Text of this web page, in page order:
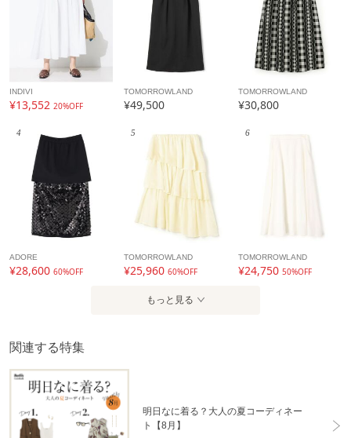
INDIVI
¥13,552 20%OFF
TOMORROWLAND
¥49,500
TOMORROWLAND
¥30,800
4
ADORE
¥28,600 60%OFF
5
TOMORROWLAND
¥25,96060%OFF
6
TOMORROWLAND
¥24,75050%OFF
もっと見る
関連する特集
明日なに着る？大人の夏コーディネー
ト【8月】